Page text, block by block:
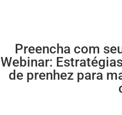
Preencha com
Webinar:
de prenhez para